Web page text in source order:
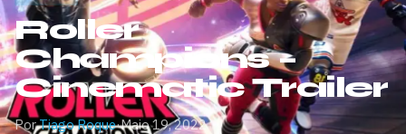
Roller
Champions –
Cinematic Trailer
PorTiago Roque·Maio 19, 2022